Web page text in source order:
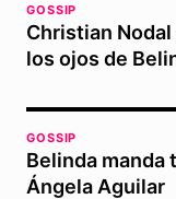
GOSSIP
Christian
los ojos de
GOSSIP
Belinda manda
Ángela Aguilar